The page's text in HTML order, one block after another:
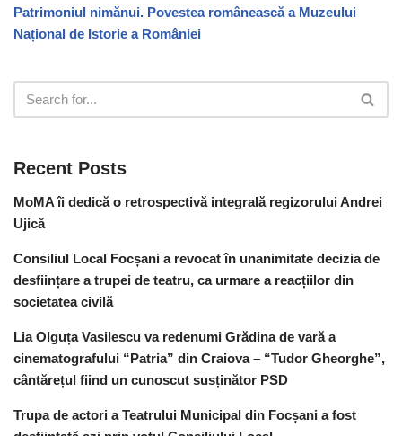
Patrimoniul nimănui. Povestea românească a Muzeului
Național de Istorie a României
Recent Posts
MoMA îi dedică o retrospectivă integrală regizorului Andrei
Ujică
Consiliul Local Focșani a revocat în unanimitate decizia de
desființare a trupei de teatru, ca urmare a reacțiilor din
societatea civilă
Lia Olguța Vasilescu va redenumi Grădina de vară a
cinematografului “Patria” din Craiova – “Tudor Gheorghe”,
cântărețul fiind un cunoscut susținător PSD
Trupa de actori a Teatrului Municipal din Focșani a fost